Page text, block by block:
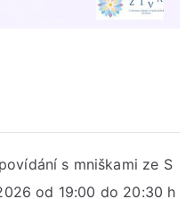
s mniškami ze S
od 19:00 do 20:30 h